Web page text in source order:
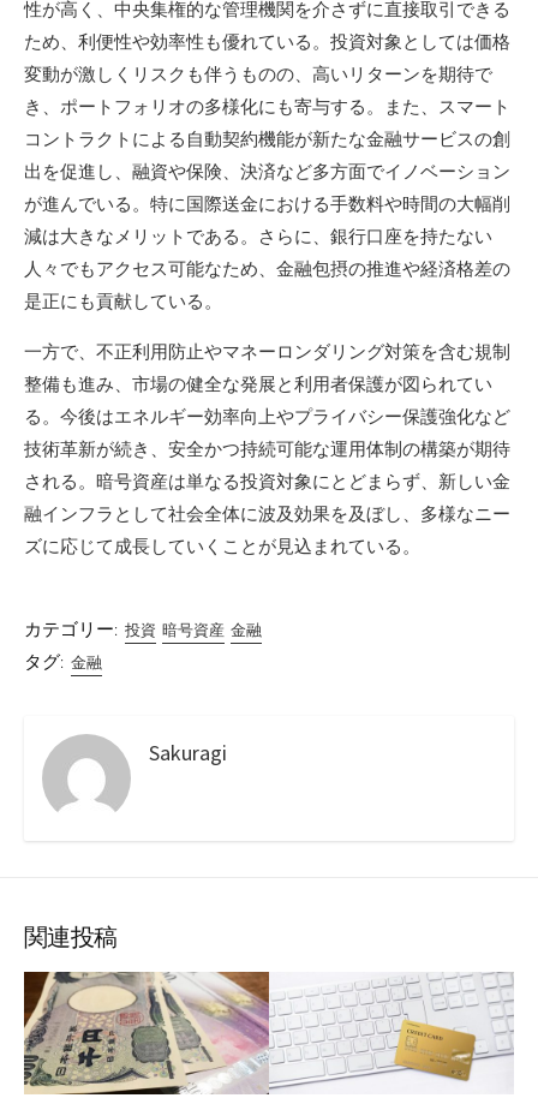
性が高く、中央集権的な管理機関を介さずに直接取引できる
ため、利便性や効率性も優れている。投資対象としては価格
変動が激しくリスクも伴うものの、高いリターンを期待で
き、ポートフォリオの多様化にも寄与する。また、スマート
コントラクトによる自動契約機能が新たな金融サービスの創
出を促進し、融資や保険、決済など多方面でイノベーション
が進んでいる。特に国際送金における手数料や時間の大幅削
減は大きなメリットである。さらに、銀行口座を持たない
人々でもアクセス可能なため、金融包摂の推進や経済格差の
是正にも貢献している。
一方で、不正利用防止やマネーロンダリング対策を含む規制
整備も進み、市場の健全な発展と利用者保護が図られてい
る。今後はエネルギー効率向上やプライバシー保護強化など
技術革新が続き、安全かつ持続可能な運用体制の構築が期待
される。暗号資産は単なる投資対象にとどまらず、新しい金
融インフラとして社会全体に波及効果を及ぼし、多様なニー
ズに応じて成長していくことが見込まれている。
カテゴリー: 投資 暗号資産 金融
タグ: 金融
Sakuragi
関連投稿